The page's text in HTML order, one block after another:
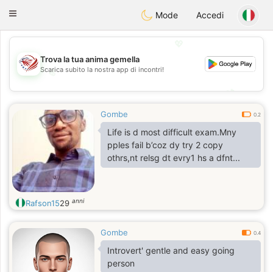
StatesDating
Toggle
Mode Accedi
💖
💕
Trova la tua anima gemella
Scarica subito la nostra app di incontri!
Gombe 0.2
Life is d most difficult exam.Mny
pples fail b’coz dy try 2 copy
othrs,nt relsg dt evry1 hs a dfnt...
Rafson1529 anni
Gombe 0.4
Introvert' gentle and easy going
person